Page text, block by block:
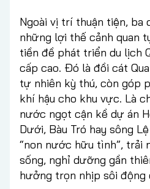
Ngoài vị trí thuận tiện, ba
những lợi thế cảnh quan
tiền đề phát triển du lịch
cấp cao. Đó là đồi cát
tự nhiên kỳ thú, còn góp
khí hậu cho khu vực. Là
nước ngọt cận kề dự án
Dưới, Bàu Tró hay sông
“non nước hữu tình”, trải
sống, nghỉ dưỡng gần
hưởng trọn nhịp sôi động